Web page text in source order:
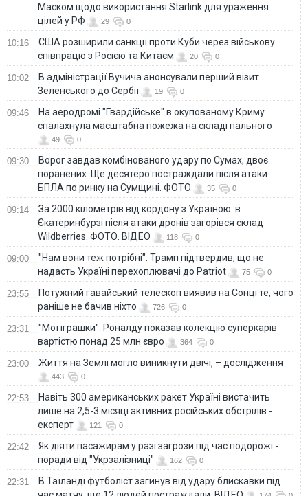
Маском щодо використання Starlink для ураження
цілей у РФ
29 0
10:16
США розширили санкції проти Куби через військову
співпрацю з Росією та Китаєм
20 0
10:02
В адміністрації Вучича анонсували перший візит
Зеленського до Сербії
19 0
09:46
На аеродромі "Гвардійське" в окупованому Криму
спалахнула масштабна пожежа на складі пального
49 0
09:30
Ворог завдав комбінованого удару по Сумах, двоє
поранених. Ще десятеро постраждали після атаки
БПЛА по ринку на Сумщині. ФОТО
35 0
09:14
За 2000 кілометрів від кордону з Україною: в
Єкатеринбурзі після атаки дронів загорівся склад
Wildberries. ФОТО. ВІДЕО
118 0
09:00
"Нам вони теж потрібні": Трамп підтвердив, що не
надасть Україні перехоплювачі до Patriot
75 0
23:55
Потужний гавайський телескоп виявив на Сонці те, чого
раніше не бачив ніхто
726 0
23:31
"Мої іграшки": Роналду показав колекцію суперкарів
вартістю понад 25 млн євро
364 0
23:00 Життя на Землі могло виникнути двічі, – дослідження
443 0
22:53
Навіть 300 американських ракет Україні вистачить
лише на 2,5-3 місяці активних російських обстрілів -
експерт
121 0
22:42
Як діяти пасажирам у разі загрози під час подорожі -
поради від "Укрзалізниці"
162 0
22:31
В Таїланді футболіст загинув від удару блискавки під